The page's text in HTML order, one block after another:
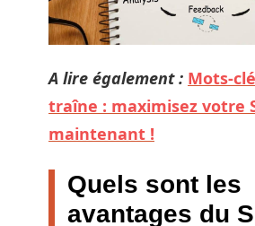
A lire également : Mots-
traîne : maximisez votre
maintenant !
Quels sont les
avantages du